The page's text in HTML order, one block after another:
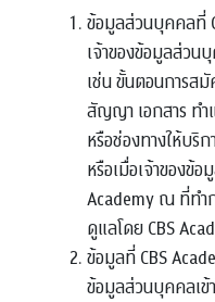
ข้อมูลส่วนบุคคลที่
เจ้าของข้อมูลส่วน
เช่น ขั้นตอนการส
สัญญา เอกสาร ท
หรือช่องทางให้บริ
หรือเมื่อเจ้าของข้
Academy ณ ที่ทำ
ดูแลโดย CBS
ข้อมูลที่ CBS
ข้อมูลส่วนบุคคลเข้